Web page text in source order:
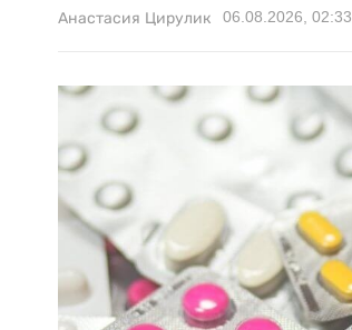
Анастасия Цирулик 06.08.2026, 02:33